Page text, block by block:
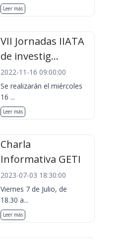
Leer más
VII Jornadas IIATA
de investig...
2022-11-16 09:00:00
Se realizarán el miércoles
16 ...
Leer más
Charla
Informativa GETI
2023-07-03 18:30:00
Viernes 7 de Julio, de
18.30 a...
Leer más